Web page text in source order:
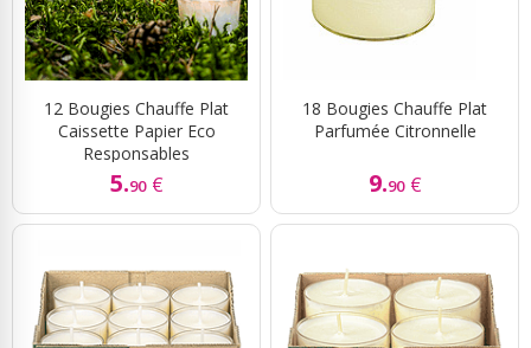
12 Bougies Chauffe Plat
Caissette Papier Eco
Responsables
5.90 €
18 Bougies Chauffe Plat
Parfumée Citronnelle
9.90 €